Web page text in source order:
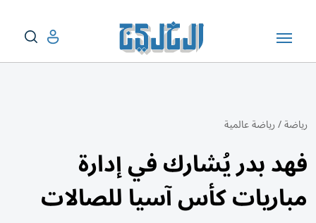
رياضة/رياضة عالمية
فهد بدر يُشارك في إدارة
مباريات كأس آسيا للصالات